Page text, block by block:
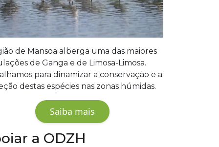
de Mansoa alberga uma das maiores
de Ganga e de Limosa-Limosa.
para dinamizar a conservação e a
destas espécies nas zonas húmidas.
Saiba mais
a ODZH